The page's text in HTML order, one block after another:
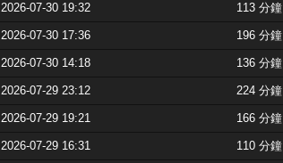
2026-07-30 19:32 113 分鐘
2026-07-30 17:36 196 分鐘
2026-07-30 14:18 136 分鐘
2026-07-29 23:12 224 分鐘
2026-07-29 19:21 166 分鐘
2026-07-29 16:31 110 分鐘